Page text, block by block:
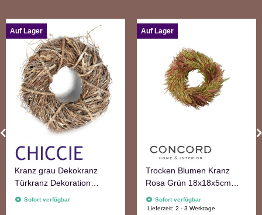
Auf Lager
Kranz grau Dekokranz
Türkranz Dekoration
Wanddekoration
Sofort verfügbar
Auf Lager
Trocken Blumen Kranz
Rosa Grün 18x18x5cm
Türkranz Frühling Herbst
Sofort verfügbar
Lieferzeit:2 - 3 Werktage